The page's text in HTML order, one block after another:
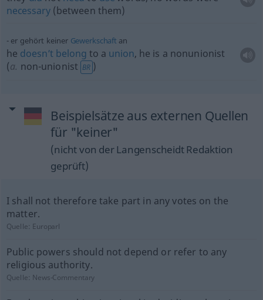
necessary(between them)
er gehört keiner Gewerkschaft an
he doesn’t belong to a union, he is a nonunionist
(a. non-unionist BR )
Beispielsätze aus externen Quellen
für "keiner"
(nicht von der Langenscheidt Redaktion
geprüft)
I shall not therefore take part in any votes on the
matter.
Quelle: Europarl
Public powers should not depend or refer to any
religious authority.
Quelle: News-Commentary